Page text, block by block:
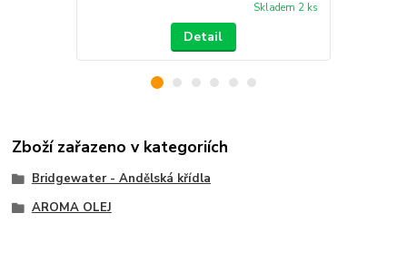
Skladem 2 ks
Detail
Zboží zařazeno v kategoriích
Bridgewater - Andělská křídla
AROMA OLEJ